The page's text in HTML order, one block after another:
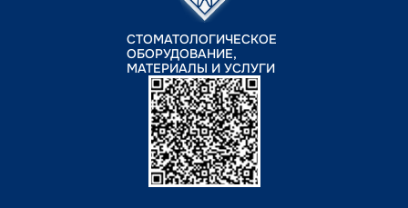
СТОМАТОЛОГИЧЕСКОЕ
ОБОРУДОВАНИЕ,
МАТЕРИАЛЫ И УСЛУГИ